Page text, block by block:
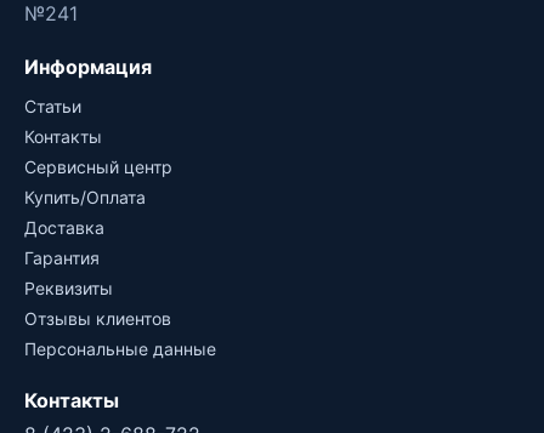
№241
Информация
Статьи
Контакты
Сервисный центр
Купить/Оплата
Доставка
Гарантия
Реквизиты
Отзывы клиентов
Персональные данные
Контакты